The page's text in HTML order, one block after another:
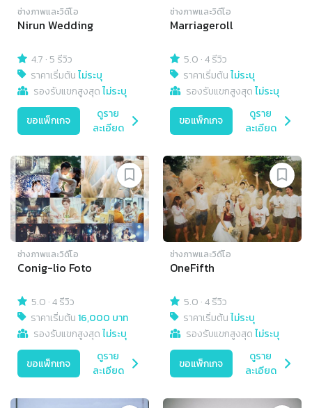
ช่างภาพและวิดีโอ
Nirun Wedding
4.7 · 5 รีวิว
ราคาเริ่มต้นไม่ระบุ
รองรับแขกสูงสุดไม่ระบุ
ขอแพ็กเกจ
ดูราย
ละเอียด
ช่างภาพและวิดีโอ
Marriageroll
5.0 ·4 รีวิว
ราคาเริ่มต้นไม่ระบุ
รองรับแขกสูงสุดไม่ระบุ
ขอแพ็กเกจ
ดูราย
ละเอียด
ช่างภาพและวิดีโอ
Conig-lio Foto
5.0 ·4 รีวิว
ราคาเริ่มต้น16,000 บาท
รองรับแขกสูงสุดไม่ระบุ
ขอแพ็กเกจ
ดูราย
ละเอียด
ช่างภาพและวิดีโอ
OneFifth
5.0 ·4 รีวิว
ราคาเริ่มต้นไม่ระบุ
รองรับแขกสูงสุดไม่ระบุ
ขอแพ็กเกจ
ดูราย
ละเอียด